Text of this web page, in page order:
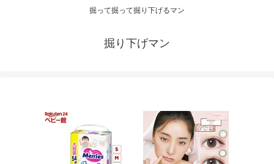
掘って掘って掘り下げるマン
掘り下げマン